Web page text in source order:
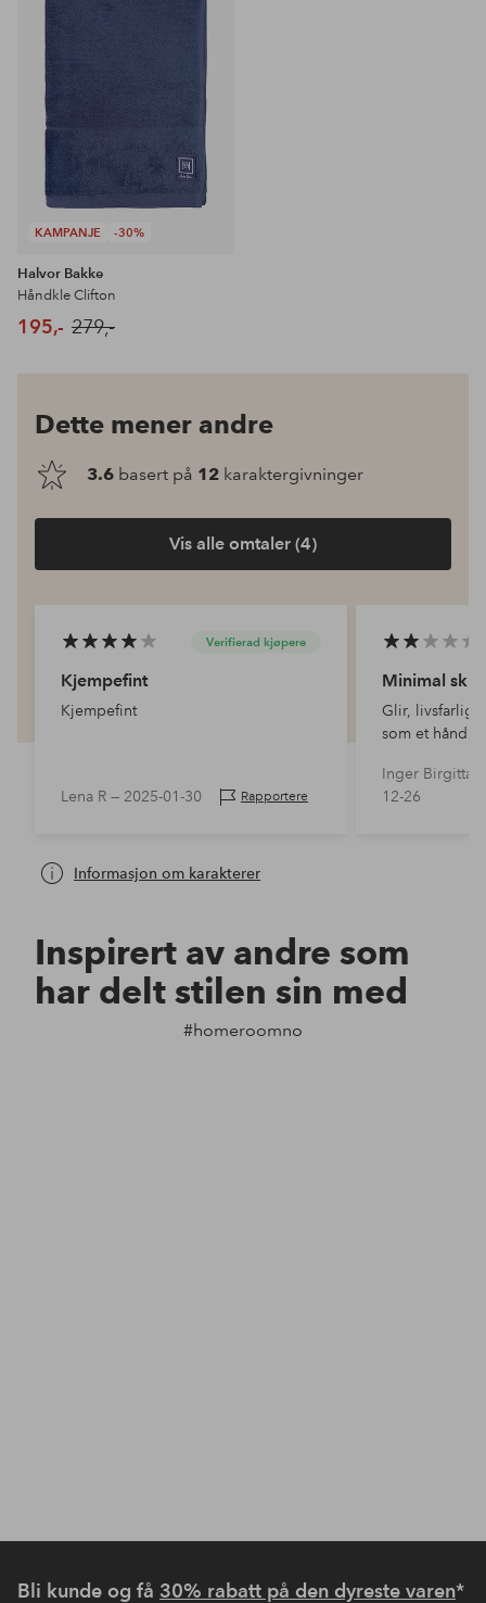
KAMPANJE -30%
Halvor Bakke
Håndkle Clifton
195,- 279,-
Dette mener andre
3.6 basert på 12 karaktergivninger
Vis alle omtaler (4)
Verifierad kjøpere
Kjempefint
Kjempefint
Lena R — 2025-01-30 Rapportere
Minimal
Glir, livsfarlig,
som et
Inger Birgitta
12-26
Informasjon om karakterer
Inspirert av andre som
har delt stilen sin med
#homeroomno
Bli kunde og få 30% rabatt på den dyreste varen*